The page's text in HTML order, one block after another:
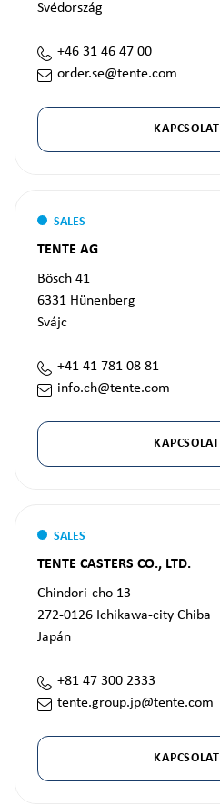
Svédország
+46 31 46 47 00
order.se@tente.com
KAPCSOLAT
SALES
TENTE AG
Bösch 41
6331 Hünenberg
Svájc
+41 41 781 08 81
info.ch@tente.com
KAPCSOLAT
SALES
TENTE CASTERS CO., LTD.
Chindori-cho 13
272-0126 Ichikawa-city Chiba
Japán
+81 47 300 2333
tente.group.jp@tente.com
KAPCSOLAT